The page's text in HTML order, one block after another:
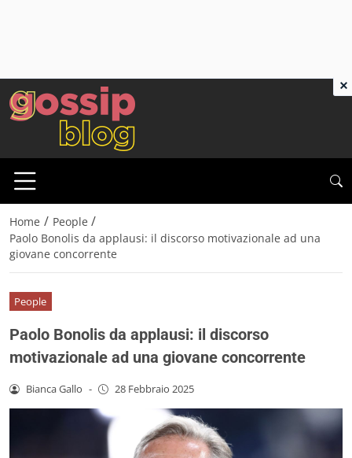
Home / People /
Paolo Bonolis da applausi: il discorso motivazionale ad una
giovane concorrente
People
Paolo Bonolis da applausi: il discorso
motivazionale ad una giovane concorrente
Bianca Gallo - 28 Febbraio 2025
×